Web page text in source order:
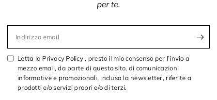
per te.
Indirizzo email
Letta la Privacy Policy , presto il mio consenso per l’invio a
mezzo email, da parte di questo sito, di comunicazioni
informative e promozionali, inclusa la newsletter, riferite a
prodotti e/o servizi propri e/o di terzi.